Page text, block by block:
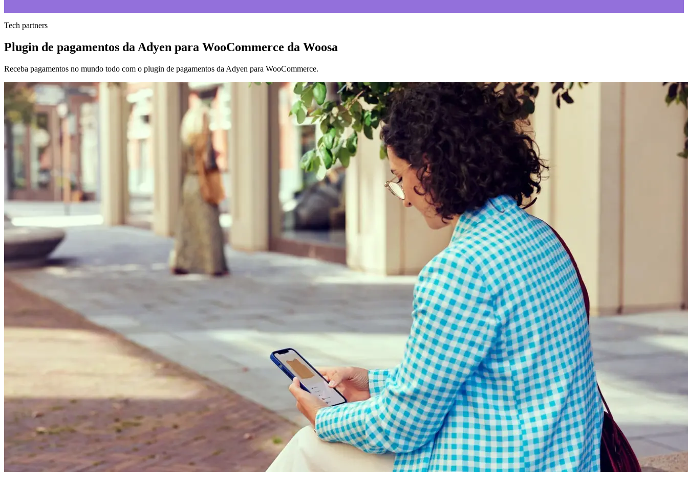
Tech partners
Plugin de pagamentos da Adyen para WooCommerce da Woosa
Receba pagamentos no mundo todo com o plugin de pagamentos da Adyen para WooCommerce.